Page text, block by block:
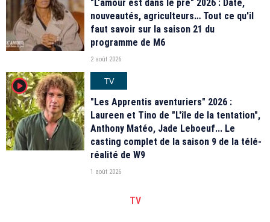
"L'amour est dans le pré" 2026 : Date,
nouveautés, agriculteurs… Tout ce qu'il
faut savoir sur la saison 21 du
programme de M6
2 août 2026
player2
TV
"Les Apprentis aventuriers" 2026 :
Laureen et Tino de "L'île de la tentation",
Anthony Matéo, Jade Leboeuf... Le
casting complet de la saison 9 de la télé-
réalité de W9
1 août 2026
TV